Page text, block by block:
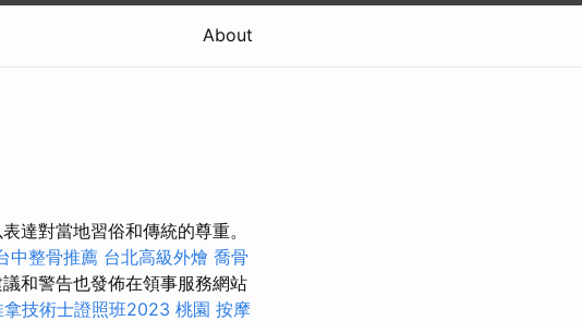
About
達對當地習俗和傳統的尊重。
中整骨推薦 台北高級外燴 喬骨
和警告也發佈在領事服務網站
拿技術士證照班2023 桃園 按摩